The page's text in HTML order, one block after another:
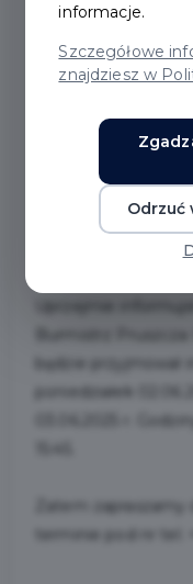
ZMIANA
2025 R.
03.06.2025 r.
Zatem
informacje.
Szczegółowe
znajdziesz w
Odrzuć